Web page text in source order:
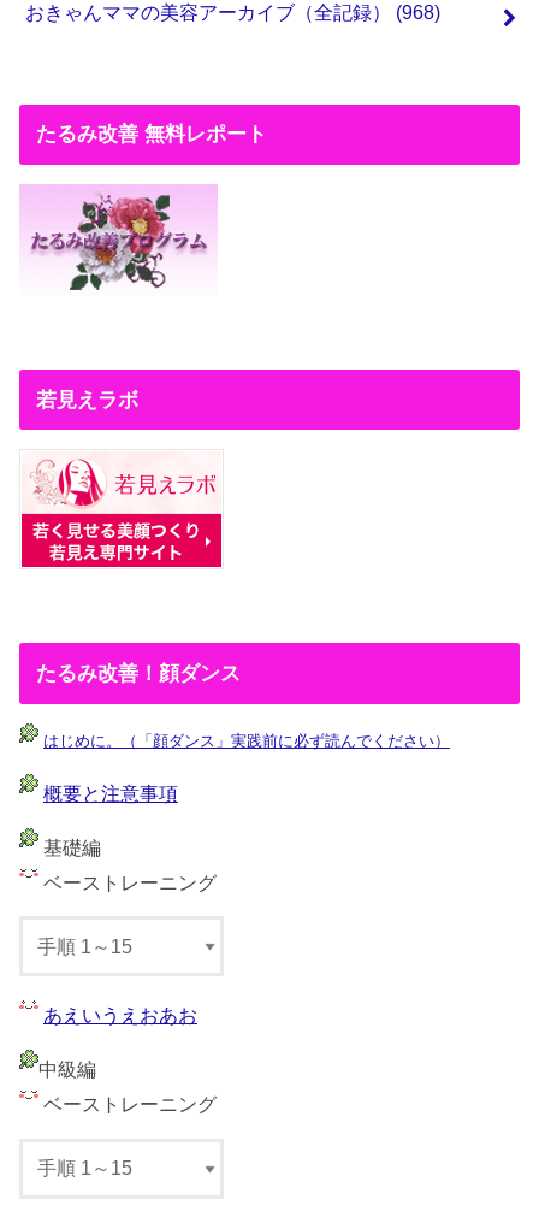
おきゃんママの美容アーカイブ（全記録） (968)
たるみ改善 無料レポート
若見えラボ
たるみ改善！顔ダンス
はじめに。（「顔ダンス」実践前に必ず読んでください）
概要と注意事項
基礎編
ベーストレーニング
あえいうえおあお
中級編
ベーストレーニング